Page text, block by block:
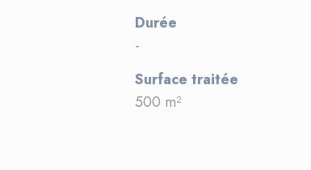
Durée
-
Surface traitée
500 m²